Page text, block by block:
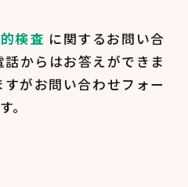
検査 に関するお問い合
話からはお答えができま
すがお問い合わせフォー
。